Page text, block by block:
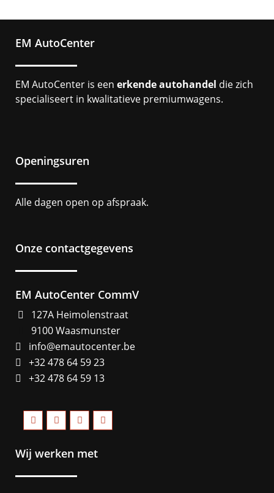
EM AutoCenter
EM AutoCenter is een erkende autohandel die zich
specialiseert in kwalitatieve premiumwagens.
Openingsuren
Alle dagen open op afspraak.
Onze contactgegevens
EM AutoCenter CommV
127A Heimolenstraat
9100 Waasmunster
info@emautocenter.be
+32 478 64 59 23
+32 478 64 59 13
Wij werken met